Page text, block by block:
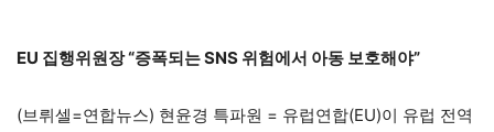
EU 집행위원장 “증폭되는 SNS 위험에서 아동 보호해야”
(브뤼셀=연합뉴스) 현윤경 특파원 = 유럽연합(EU)이 유럽 전역